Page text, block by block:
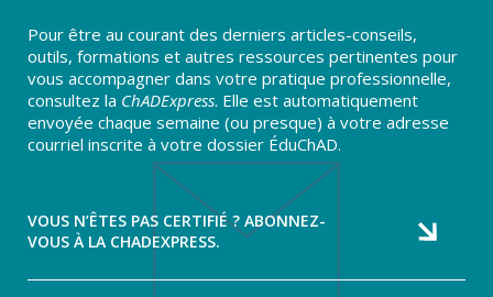
Pour être au courant des derniers articles-conseils,
outils, formations et autres ressources pertinentes pour
vous accompagner dans votre pratique professionnelle,
consultez la ChADExpress. Elle est automatiquement
envoyée chaque semaine (ou presque) à votre adresse
courriel inscrite à votre dossier ÉduChAD.
VOUS N’ÊTES PAS CERTIFIÉ ? ABONNEZ-
VOUS À LA CHADEXPRESS.